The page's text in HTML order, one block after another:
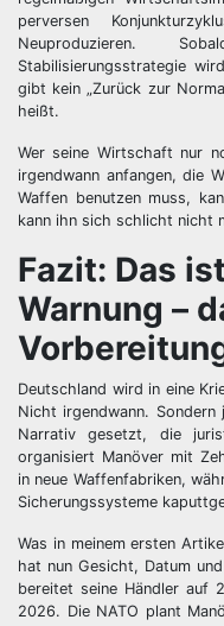
perversen
Neuproduzieren.
Stabilisierungsstrategie
gibt kein „Zurück zur
heißt.
Wer seine Wirtschaft nur
irgendwann anfangen, die
Waffen benutzen muss,
kann ihn sich schlicht nicht
Fazit: Das
Warnung –
Deutschland wird in eine
Nicht irgendwann.
Narrativ gesetzt, die
organisiert Manöver mit
in neue Waffenfabriken,
Sicherungssysteme
Was in meinem ersten
hat nun Gesicht, Datum
bereitet seine Händler auf
2026. Die NATO plant